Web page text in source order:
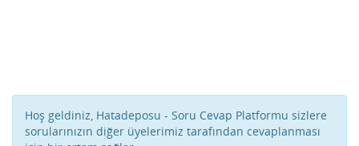
Hoş geldiniz, Hatadeposu - Soru Cevap Platformu sizlere
sorularınızın diğer üyelerimiz tarafından cevaplanması